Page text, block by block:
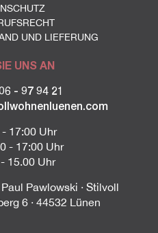
UND LIEFERUNG
UNS AN
- 97 94 21
17:00 Uhr
- 17:00 Uhr
15.00 Uhr
Pawlowski · Stilvoll
6 · 44532 Lünen